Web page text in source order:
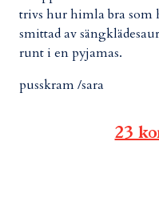
trivs hur himla bra som
smittad av
runt i en pyjamas.
pusskram /sara
23